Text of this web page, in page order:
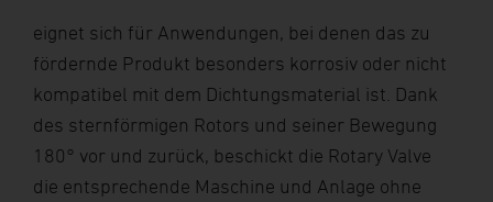
eignet sich für Anwendungen, bei denen das zu
fördernde Produkt besonders korrosiv oder nicht
kompatibel mit dem Dichtungsmaterial ist. Dank
des sternförmigen Rotors und seiner Bewegung
180° vor und zurück, beschickt die Rotary Valve
die entsprechende Maschine und Anlage ohne